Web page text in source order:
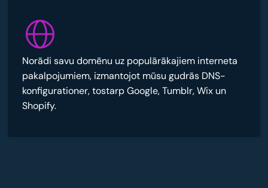
Norādi savu domēnu uz populārākajiem interneta
pakalpojumiem, izmantojot mūsu gudrās DNS-
konfigurationer, tostarp Google, Tumblr, Wix un
Shopify.